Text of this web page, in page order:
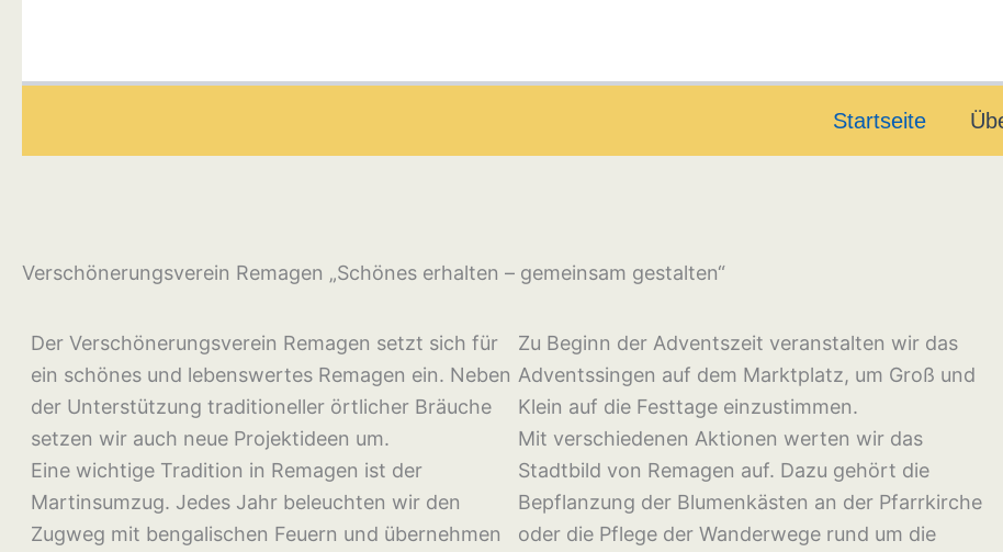
Startseite
Verschönerungsverein Remagen „Schönes erhalten – gemeinsam gestalten“
Der Verschönerungsverein Remagen setzt sich für
ein schönes und lebenswertes Remagen ein. Neben
der Unterstützung traditioneller örtlicher Bräuche
setzen wir auch neue Projektideen um.
Eine wichtige Tradition in Remagen ist der
Martinsumzug. Jedes Jahr beleuchten wir den
Zugweg mit bengalischen Feuern und übernehmen
Zu Beginn der Adventszeit veranstalten wir das
Adventssingen auf dem Marktplatz, um Groß und
Klein auf die Festtage einzustimmen.
Mit verschiedenen Aktionen werten wir das
Stadtbild von Remagen auf. Dazu gehört die
Bepflanzung der Blumenkästen an der Pfarrkirche
oder die Pflege der Wanderwege rund um die